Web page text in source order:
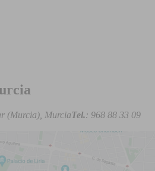
(Murcia), MurciaTel.: 968 88 33 09